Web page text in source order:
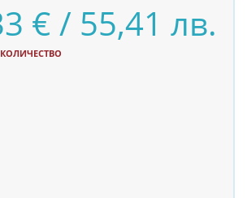
€ / 55,41 лв.